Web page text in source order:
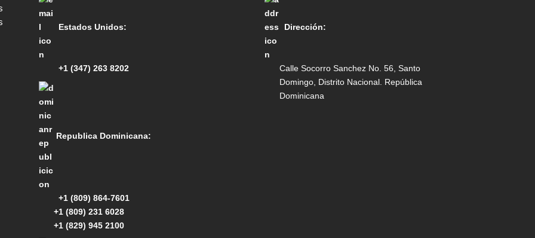
Estados Unidos:
+1 (347) 263 8202
Republica Dominicana:
+1 (809) 864-7601
+1 (809) 231 6028
+1 (829) 945 2100
Dirección:
Calle Socorro Sanchez No. 56, Santo
Domingo, Distrito Nacional. República
Dominicana